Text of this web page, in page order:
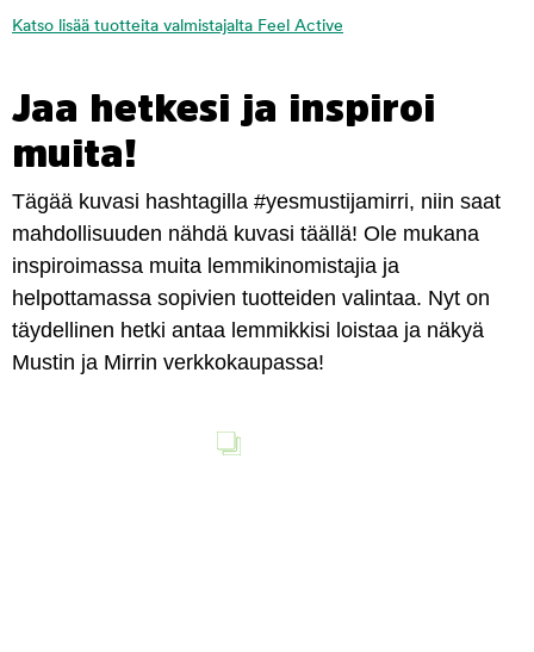
Katso lisää tuotteita valmistajalta Feel Active
Jaa hetkesi ja inspiroi
muita!
Tägää kuvasi hashtagilla #yesmustijamirri, niin saat
mahdollisuuden nähdä kuvasi täällä! Ole mukana
inspiroimassa muita lemmikinomistajia ja
helpottamassa sopivien tuotteiden valintaa. Nyt on
täydellinen hetki antaa lemmikkisi loistaa ja näkyä
Mustin ja Mirrin verkkokaupassa!